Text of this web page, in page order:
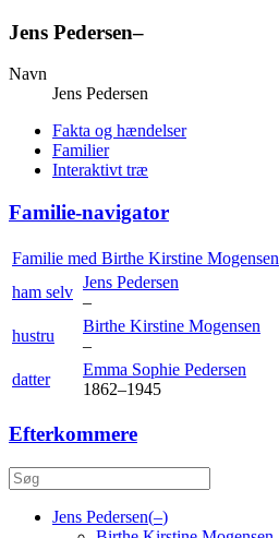
Jens Pedersen–
Navn
Jens Pedersen
Fakta og hændelser
Familier
Interaktivt træ
Familie-navigator
Familie med Birthe Kirstine Mogensen
ham selv
Jens Pedersen
–
hustru
Birthe Kirstine Mogensen
–
datter
Emma Sophie Pedersen
1862–1945
Efterkommere
Jens Pedersen(–)